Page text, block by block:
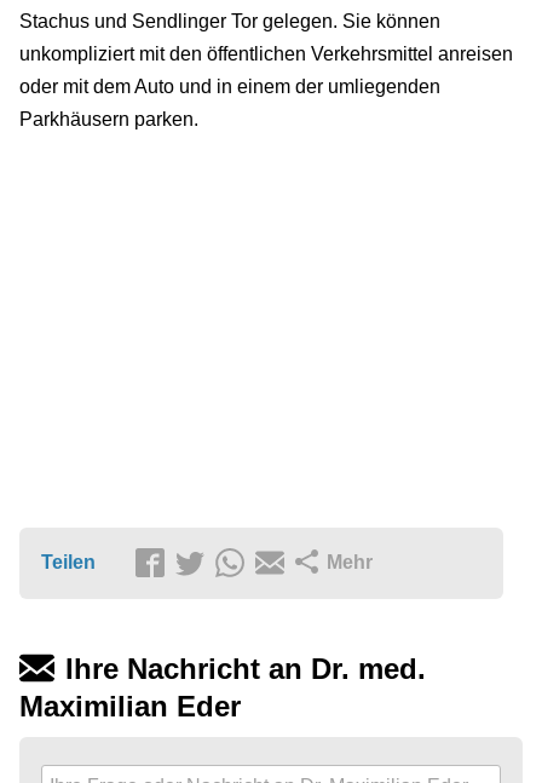
Stachus und Sendlinger Tor gelegen. Sie können
unkompliziert mit den öffentlichen Verkehrsmittel anreisen
oder mit dem Auto und in einem der umliegenden
Parkhäusern parken.
Teilen Mehr
Ihre Nachricht an Dr. med.
Maximilian Eder